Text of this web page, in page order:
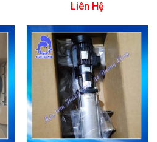
Liên Hệ